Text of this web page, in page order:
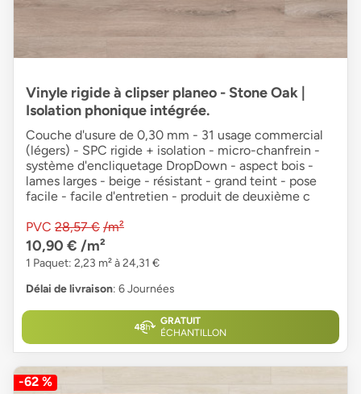
Vinyle rigide à clipser planeo - Stone Oak |
Isolation phonique intégrée.
Couche d'usure de 0,30 mm - 31 usage commercial
(légers) - SPC rigide + isolation - micro-chanfrein -
système d'encliquetage DropDown - aspect bois -
lames larges - beige - résistant - grand teint - pose
facile - facile d'entretien - produit de deuxième c
PVC 28,57 € /m²
10,90 € /m²
1 Paquet: 2,23 m² à 24,31 €
Délai de livraison: 6 Journées
GRATUIT
ÉCHANTILLON
-62 %